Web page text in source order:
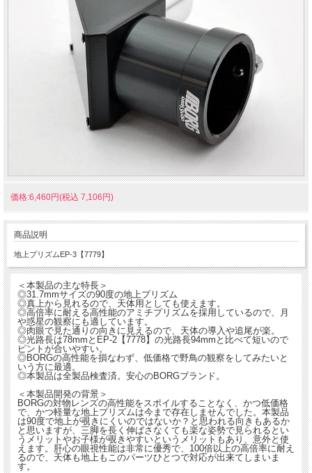
価格:6,460円(税込 7,106円)
商品説明
地上プリズムEP-3【7779】
＜本製品の主な特長＞
◎31.7mmサイズの90度の地上プリズム
◎真上から見れるので、天体用としても使えます。
◎高倍率に耐える高性能のアミチプリズムを採用しているので、月
や惑星の観察にも適しています。
◎肉眼で見た通りの向きに見えるので、天体の導入や追尾が楽。
◎光路長は78mmとEP-2【7778】の光路長94mmと比べて短いので
ピントが合いやすい。
◎BORGの高性能を損なわず、低価格で野鳥の観察をしてみたいと
いう方に最適。
◎本製品は全製品検査済。安心のBORGブランド。
＜本製品開発の背景＞
BORGの対物レンズの高性能をスポイルすることなく、かつ低価格
で、かつ軽量な地上プリズムは今まで存在しませんでした。本製品
は90度で地上が覗きにくいのではないか？と思われる向きもあるか
と思いますが、三脚を長く伸ばさなくても楽な姿勢で見られるとい
うメリットやお子様が覗きやすいというメリットもあり、意外と使
えます。肝心の眼視性能は非常に優秀で、100倍以上の高倍率に耐え
るので、天体も地上もこのパーツひとつで対応が出来てしまいま
す。